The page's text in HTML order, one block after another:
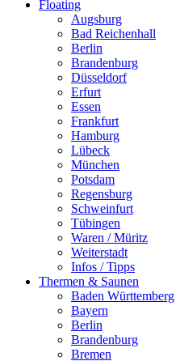
Floating
Augsburg
Bad Reichenhall
Berlin
Brandenburg
Düsseldorf
Erfurt
Essen
Frankfurt
Hamburg
Lübeck
München
Potsdam
Regensburg
Schweinfurt
Tübingen
Waren / Müritz
Weiterstadt
Infos / Tipps
Thermen & Saunen
Baden Württemberg
Bayern
Berlin
Brandenburg
Bremen